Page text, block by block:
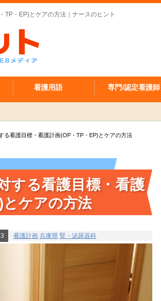
TP・EP)とケアの方法｜ナースのヒント
看護用語 専門/認定看護師
る看護目標・看護計画(OP・TP・EP)とケアの方法
する看護目標・看護
ケアの方法
看護計画 兵庫県 腎・泌尿器科